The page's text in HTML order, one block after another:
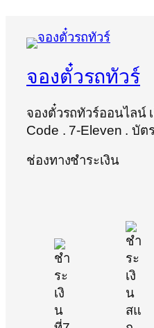
จองตั๋วรถทัวร์
จองตั๋วรถทัวร์ออนไลน์
Code . 7-Eleven . บัต
ช่องทางชำระเงิน